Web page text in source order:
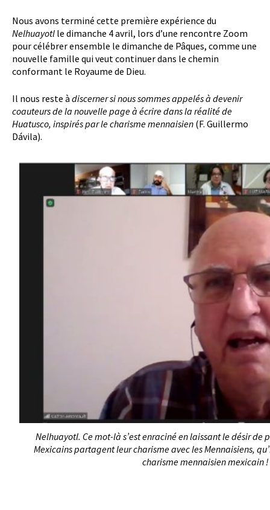
Nous avons terminé cette première expérience du
Nelhuayotl le dimanche 4 avril, lors d’une rencontre Zoom
pour célébrer ensemble le dimanche de Pâques, comme une
nouvelle famille qui veut continuer dans le chemin
conformant le Royaume de Dieu.
Il nous reste à discerner si nous sommes appelés à devenir
coauteurs de la nouvelle page à écrire dans la réalité de
Huatusco, inspirés par le charisme mennaisien (F. Guillermo
Dávila).
Nelhuayotl. Ce mot-là s’est enraciné en laissant le désir
Mexicains partagent leur charisme avec les Mennaisiens,
charisme mennaisien mexicain